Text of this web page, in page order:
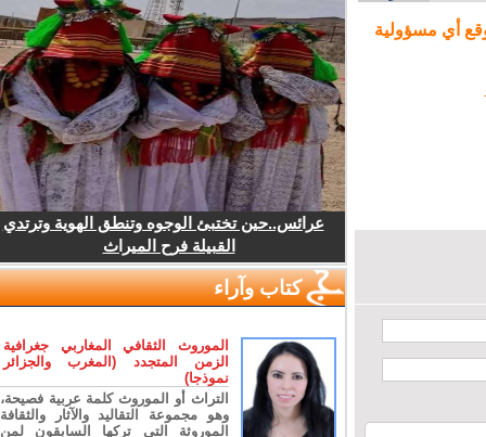
أي مسؤولية
عرائس..حين تختبئ الوجوه وتنطق الهوية وترتدي
القبيلة فرح الميراث
كتاب وآراء
الموروث الثقافي المغاربي جغرافية
الزمن المتجدد (المغرب والجزائر
نموذجا)
التراث أو الموروث كلمة عربية فصيحة،
وهو مجموعة التقاليد والآثار والثقافة
الموروثة التي تركها السابقون لمن